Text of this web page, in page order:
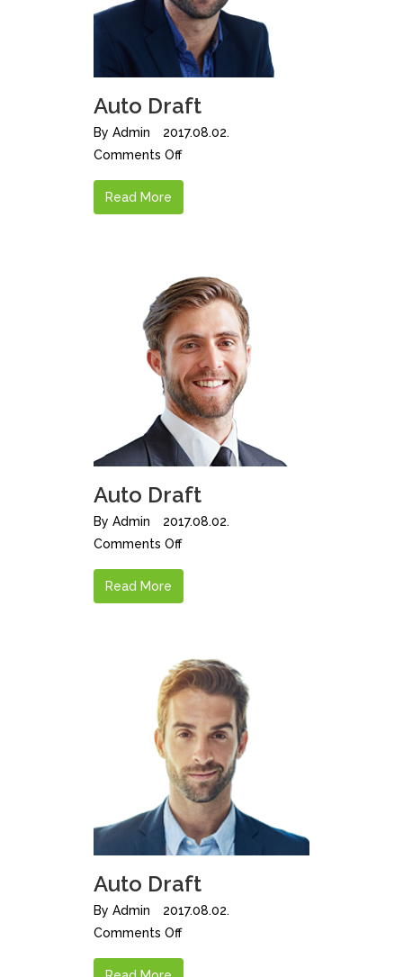
Auto Draft
By Admin
2017.08.02.
Comments Off
Read More
Auto Draft
By Admin
2017.08.02.
Comments Off
Read More
Auto Draft
By Admin
2017.08.02.
Comments Off